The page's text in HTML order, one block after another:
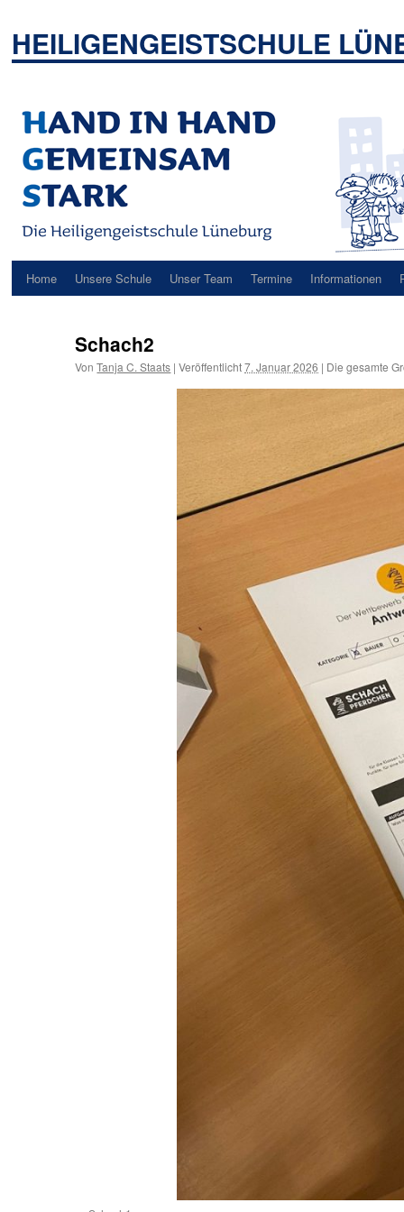
springen
HEILIGENGEISTSCHULE
Home Unsere Schule Unser Team Termine Informationen
Schach2
Von Tanja C. Staats | Veröffentlicht 7. Januar 2026 | Die gesamte